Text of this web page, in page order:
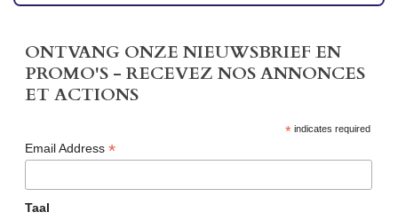
ONTVANG ONZE NIEUWSBRIEF EN
PROMO'S - RECEVEZ NOS ANNONCES
ET ACTIONS
*indicates required
Email Address *
Taal